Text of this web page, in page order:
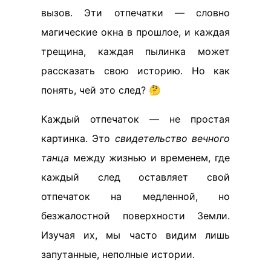
вызов. Эти отпечатки — словно
магические окна в прошлое, и каждая
трещина, каждая пылинка может
рассказать свою историю. Но как
понять, чей это след? 🤔
Каждый отпечаток — не простая
картинка. Это свидетельство вечного
танца между жизнью и временем, где
каждый след оставляет свой
отпечаток на медленной, но
безжалостной поверхности Земли.
Изучая их, мы часто видим лишь
запутанные, неполные истории.